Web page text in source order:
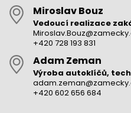
Miroslav Bouz
Vedoucí realizace
+420 728 193 831
Adam Zeman
Výroba autoklíčů,
+420 602 656 684